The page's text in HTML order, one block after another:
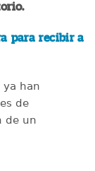
para recibir a
ya han
de
de un